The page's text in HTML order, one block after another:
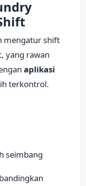
mengatur shift
yang rawan
aplikasi
terkontrol.
seimbang